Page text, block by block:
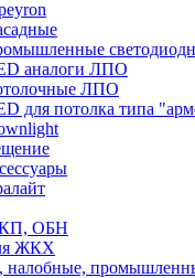
аналоги ЛПО
ЛПО
для потолка типа
ОБН
ЖКХ
налобные,